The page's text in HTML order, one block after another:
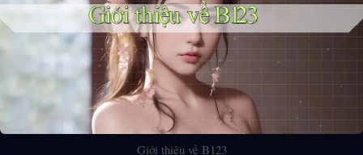
Giới thiệu về B123